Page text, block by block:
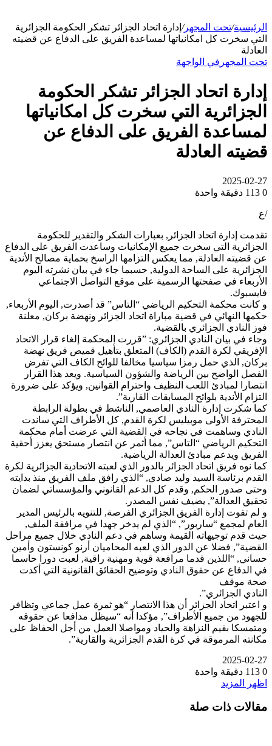
الرئيسية/تحت المجهر/ إدارة اتحاد الجزائر تشكر الحكومة الجزائرية
التي سخرت كل امكانياتها لمساعدة الفريق على الدفاع عن قضيته
العادلة
تحت المجهر في الواجهة
إدارة اتحاد الجزائر تشكر الحكومة
الجزائرية التي سخرت كل امكانياتها
لمساعدة الفريق على الدفاع عن
قضيته العادلة
2025-02-27
0
دقيقة واحدة
/ع
تقدمت إدارة اتحاد الجزائر, بعبارات الشكر والتقدير للحكومة
الجزائرية التي سخرت جميع الإمكانيات وساعدت الفريق على الدفاع
عن قضيته العادلة, مما يعكس التزامها الراسخ بحماية مصالح الأندية
الجزائرية على الساحة الدولية, حسبما جاء في بيان نشرته اليوم
الأربعاء في صفحتها الرسمية على موقع التواصل الاجتماعي
فايسبوك.
و كانت محكمة التحكيم الرياضي “التاس” قد أصدرت, اليوم الأربعاء,
حكمها النهائي في قضية مباراة اتحاد الجزائر ونهضة بركان, معلنة
فوز النادي الجزائري بالقضية.
وجاء في بيان النادي الجزائري: ”قررت المحكمة إلغاء قرار الاتحاد
الإفريقي لكرة القدم (الكاف) المتعلق بتأهيل قميص فريق نهضة
بركان, الذي حمل رمزا سياسيا مخالفا للوائح الكاف التي تفرض
الفصل الواضح بين الرياضة والشؤون السياسية. ويعد هذا القرار
انتصارا لمبادئ اللعب النظيف واحترام القوانين, ويؤكد على ضرورة
التزام الأندية بلوائح المسابقات القارية”.
كما شكرت إدارة النادي العاصمي, الناشط في بطولة الرابطة
المحترفة الأولى موبيليس لكرة القدم, كل الأطراف التي ساندت
النادي وساهمت في نجاحه في القضية التي عرضت أمام محكمة
التحكيم الرياضي “التاس”, مما أثمر عن انتصار مستحق يعزز أحقية
الفريق ويدعم مبادئ العدالة الرياضية.
كما نوه فريق اتحاد الجزائر بالدور الذي لعبته الاتحادية الجزائرية لكرة
القدم برئاسة السيد وليد صادي, “الذي رافق ملف الفريق منذ بدايته
وحتى صدور الحكم, وقدم كل الدعم القانوني والمؤسساتي لضمان
تحقيق العدالة”, يضيف نفس المصدر.
و لم تفوت إدارة الفريق الجزائري الفرصة, للتنويه بالرئيس المدير
العام لمجمع “ساربور”, “الذي لم يدخر جهدا في مرافقة الملف,
حيث قدم توجيهاته القيمة وساهم في دعم النادي خلال جميع مراحل
القضية”, فضلا عن الدور الذي لعبه المحاميان أرنو كونستون وأمين
حساني, “اللذين قدما مرافعة قوية ومهنية راقية, لعبت دورا حاسما
في الدفاع عن حقوق النادي وتوضيح الحقائق القانونية التي أكدت
صحة موقف
النادي الجزائري”.
و اعتبر اتحاد الجزائر أن هذا الانتصار “هو ثمرة عمل جماعي وتظافر
للجهود من جميع الأطراف”, مؤكدا أنه “سيظل مدافعا عن حقوقه
ومتمسكا بقيم النزاهة والحياد ومواصلا العمل من أجل الحفاظ على
مكانته المرموقة في كرة القدم الجزائرية والقارية”.
2025-02-27
0
دقيقة واحدة
اظهر المزيد
مقالات ذات صلة